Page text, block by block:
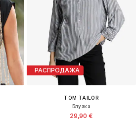
РАСПРОДАЖА
TOM TAILOR
Блузка
29,90 €